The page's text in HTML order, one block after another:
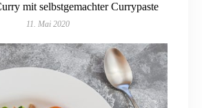
mit selbstgemachter Currypaste
11. Mai 2020